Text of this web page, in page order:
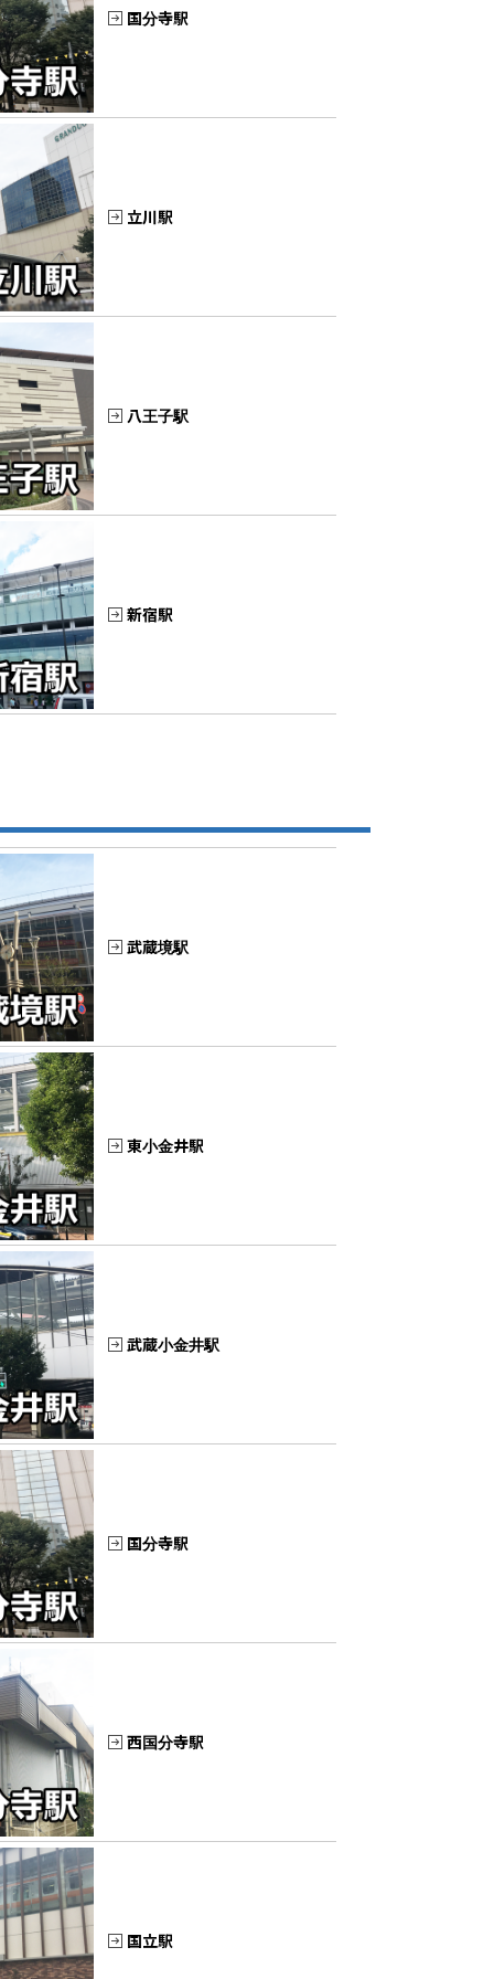
国分寺駅
立川駅
八王子駅
新宿駅
武蔵境駅
東小金井駅
武蔵小金井駅
国分寺駅
西国分寺駅
国立駅